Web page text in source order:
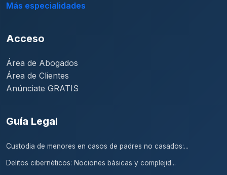
Más especialidades
Acceso
Área de Abogados
Área de Clientes
Anúnciate GRATIS
Guía Legal
Custodia de menores en casos de padres no casados:...
Delitos cibernéticos: Nociones básicas y complejid...